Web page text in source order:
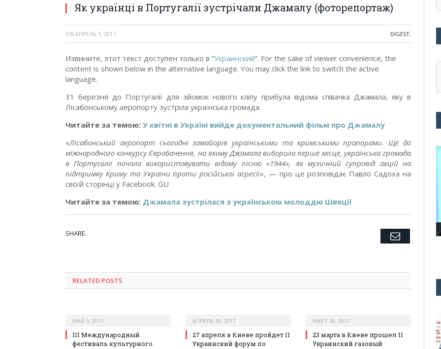
Як українці в Португалії зустрічали Джамалу (фоторепортаж)
ON АПРЕЛЬ 1, 2017 DIGEST,
Извините, этот текст доступен только в “Украинский”. For the sake of viewer convenience, the
content is shown below in the alternative language. You may click the link to switch the active
language.
31 березня до Португалії для зйомок нового кліпу прибула відома співачка Джамала, яку в
Лісабонському аеропорту зустріла українська громада.
Читайте за темою: У квітні в Україні вийде документальний фільм про Джамалу
«Лісабонський аеропорт сьогодні замайорів українськими та кримськими прапорами. Ще до
міжнародного конкурсу Євробачення, на якому Джамала виборола перше місце, українська громада
в Португалії почала використовувати відому пісню «1944», як музичний супровід акцій на
підтримку Криму та України проти російської агресії», — про це розповідає Павло Садоха на
своїй сторінці у Facebook. GU
Читайте за темою: Джамала зустрілася з українською молоддю Швеції
SHARE. Twitter
Facebook
Google+
Pinterest
LinkedIn
TumblrEmail
RELATED POSTS
МАЙ 5, 2017
III Международный
фестиваль культурного
АПРЕЛЬ 18, 2017
27 апреля в Киеве пройдет II
Украинский форум по
МАРТ 30, 2017
23 марта в Киеве прошел II
Украинский газовый